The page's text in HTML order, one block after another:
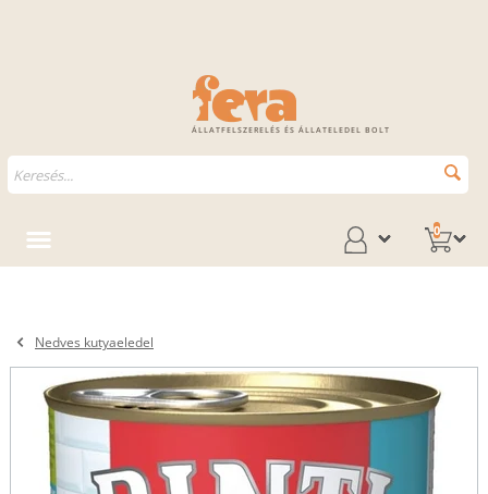
ÁLLATFELSZERELÉS ÉS ÁLLATELEDEL BOLT
0
Nedves kutyaeledel